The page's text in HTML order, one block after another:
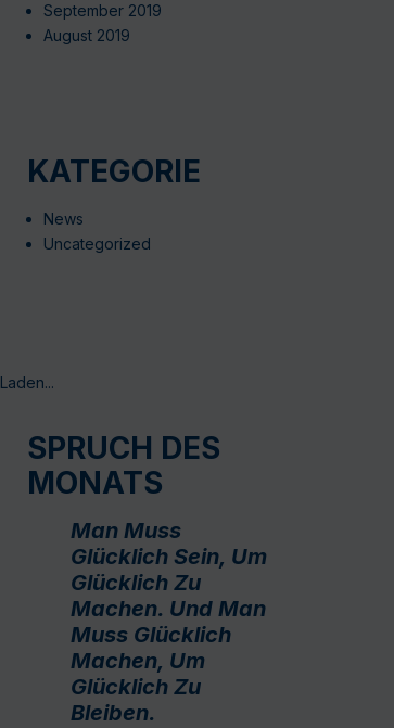
September 2019
August 2019
KATEGORIE
News
Uncategorized
Laden...
SPRUCH DES
MONATS
Man Muss
Glücklich Sein, Um
Glücklich Zu
Machen. Und Man
Muss Glücklich
Machen, Um
Glücklich Zu
Bleiben.